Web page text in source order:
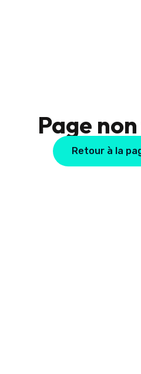
Page
Retour à la